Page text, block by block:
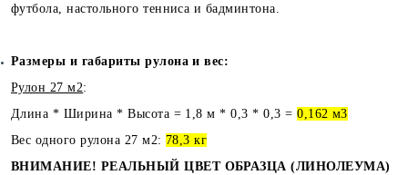
футбола, настольного тенниса и бадминтона.
Размеры и габариты рулона и вес:
Рулон 27 м2:
Длина * Ширина * Высота = 1,8 м * 0,3 * 0,3 =0,162 м3
Вес одного рулона 27 м2: 78,3 кг
ВНИМАНИЕ! РЕАЛЬНЫЙ ЦВЕТ ОБРАЗЦА (ЛИНОЛЕУМА)